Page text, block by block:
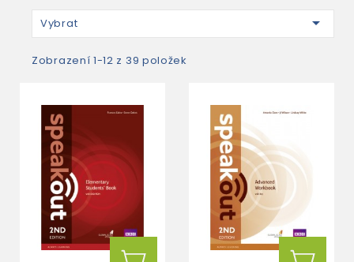
Vybrat 
Zobrazení 1-12 z 39 položek